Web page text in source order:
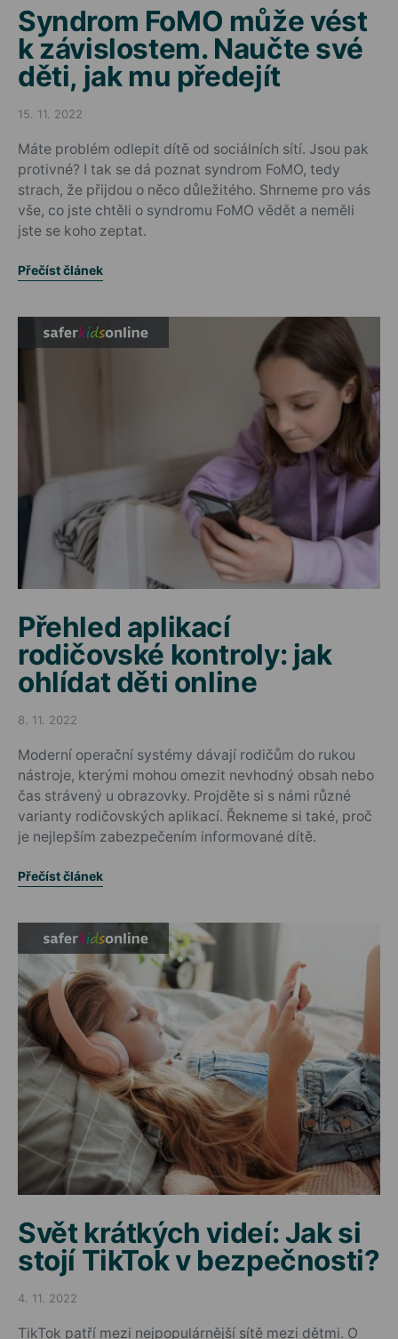
Syndrom FoMO může vést
k závislostem. Naučte své
děti, jak mu předejít
Posted on
15. 11. 2022
Máte problém odlepit dítě od sociálních sítí. Jsou pak
protivné? I tak se dá poznat syndrom FoMO, tedy
strach, že přijdou o něco důležitého. Shrneme pro vás
vše, co jste chtěli o syndromu FoMO vědět a neměli
jste se koho zeptat.
Přečíst článek
Přehled aplikací
rodičovské kontroly: jak
ohlídat děti online
Posted on
8. 11. 2022
Moderní operační systémy dávají rodičům do rukou
nástroje, kterými mohou omezit nevhodný obsah nebo
čas strávený u obrazovky. Projděte si s námi různé
varianty rodičovských aplikací. Řekneme si také, proč
je nejlepším zabezpečením informované dítě.
Přečíst článek
Svět krátkých videí: Jak si
stojí TikTok v bezpečnosti?
Posted on
4. 11. 2022
TikTok patří mezi nejpopulárnější sítě mezi dětmi. O